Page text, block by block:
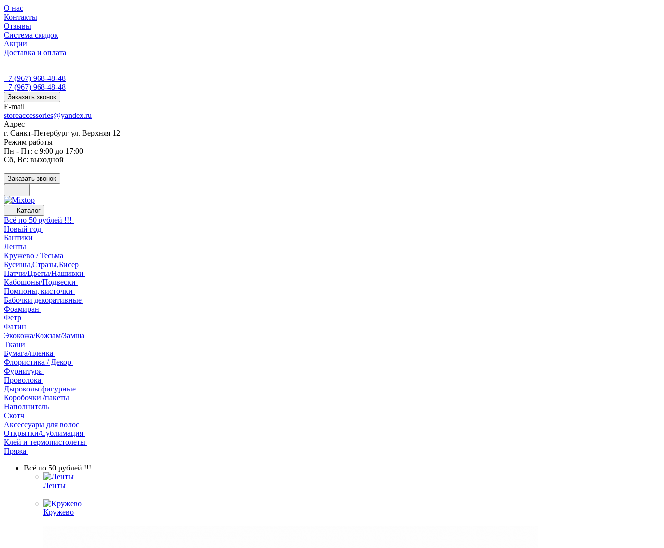
О нас
Контакты
Отзывы
Система скидок
Акции
Доставка и оплата
+7 (967) 968-48-48
+7 (967) 968-48-48
Заказать звонок
E-mail
storeaccessories@yandex.ru
Адрес
г. Санкт-Петербург ул. Верхняя 12
Режим работы
Пн - Пт: с 9:00 до 17:00
Сб, Вс: выходной
Заказать звонок
Каталог
Всё по 50 рублей !!!
Новый год
Бантики
Ленты
Кружево / Тесьма
Бусины,Стразы,Бисер
Патчи/Цветы/Нашивки
Кабошоны/Подвески
Помпоны, кисточки
Бабочки декоративные
Фоамиран
Фетр
Фатин
Экокожа/Кожзам/Замша
Ткани
Бумага/пленка
Флористика / Декор
Фурнитура
Проволока
Дыроколы фигурные
Коробочки /пакеты
Наполнитель
Скотч
Аксессуары для волос
Открытки/Сублимация
Клей и термопистолеты
Пряжа
Всё по 50 рублей !!!
Ленты
Кружево